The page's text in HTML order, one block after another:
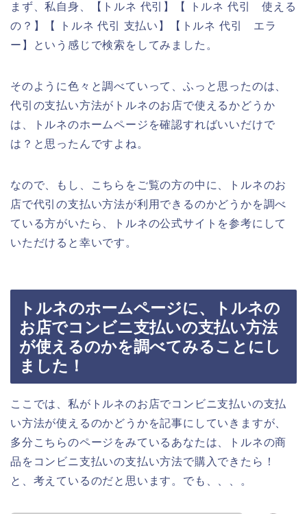
まず、私自身、【トルネ 代引】【 トルネ 代引 使える
の？】【 トルネ 代引 支払い】【トルネ 代引 エラ
ー】という感じで検索をしてみました。
そのように色々と調べていって、ふっと思ったのは、
代引の支払い方法がトルネのお店で使えるかどうか
は、トルネのホームページを確認すればいいだけで
は？と思ったんですよね。
なので、もし、こちらをご覧の方の中に、トルネのお
店で代引の支払い方法が利用できるのかどうかを調べ
ている方がいたら、トルネの公式サイトを参考にして
いただけると幸いです。
トルネのホームページに、トルネの
お店でコンビニ支払いの支払い方法
が使えるのかを調べてみることにし
ました！
ここでは、私がトルネのお店でコンビニ支払いの支払
い方法が使えるのかどうかを記事にしていきますが、
多分こちらのページをみているあなたは、トルネの商
品をコンビニ支払いの支払い方法で購入できたら！
と、考えているのだと思います。でも、、、。